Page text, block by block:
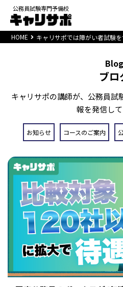
公務員試験専門予備校
HOME
Blog
ブロ
キャリサポの講師が、公務員試
報を発信して
お知らせ コースのご案内